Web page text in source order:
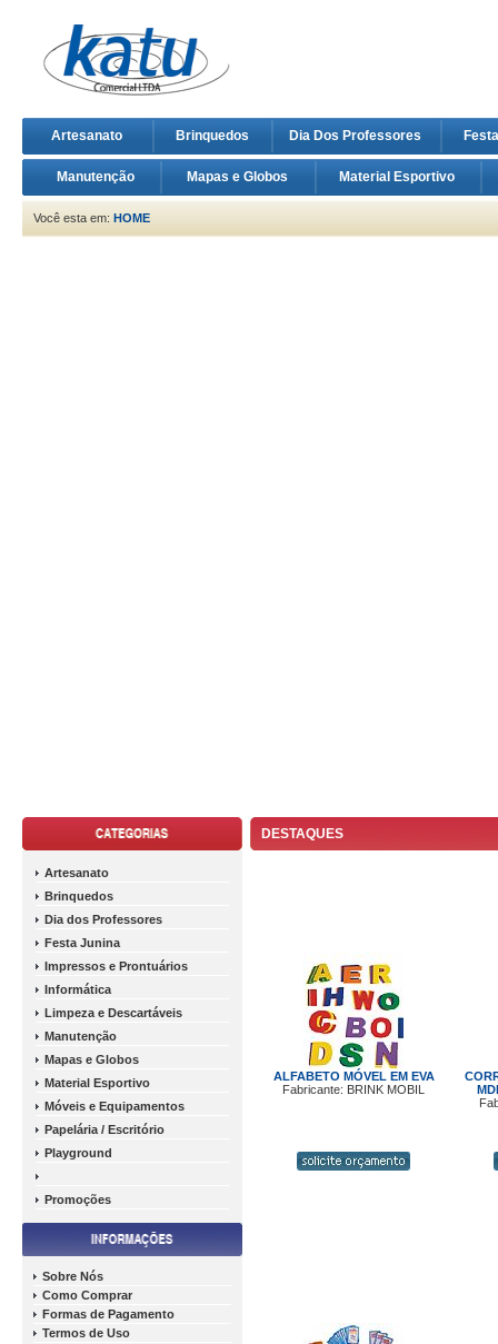
Artesanato Brinquedos Dia Dos Professores
Manutenção Mapas e Globos Material Esportivo
Você esta em: HOME
Artesanato
Brinquedos
Dia dos Professores
Festa Junina
Impressos e Prontuários
Informática
Limpeza e Descartáveis
Manutenção
Mapas e Globos
Material Esportivo
Móveis e Equipamentos
Papelária / Escritório
Playground
Promoções
Sobre Nós
Como Comprar
Formas de Pagamento
Termos de Uso
DESTAQUES
ALFABETO MÓVEL EM EVA
Fabricante: BRINK MOBIL